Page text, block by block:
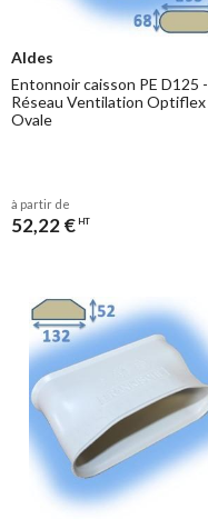
Aldes
Entonnoir caisson PE D125 -
Réseau Ventilation Optiflex
Ovale
à partir de
52,22 € HT